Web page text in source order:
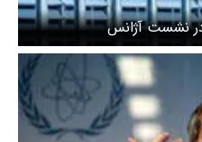
در نشست آژانس